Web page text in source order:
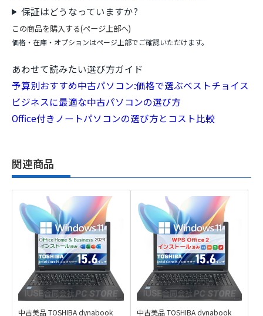
保証はどうなっていますか?
この商品を購入する(ページ上部へ)
価格・在庫・オプションはページ上部でご確認いただけます。
あわせて読みたい選び方ガイド
予算別おすすめ中古パソコン:価格で選ぶベストチョイス
ビジネスに最適な中古パソコンの選び方
Office付きノートパソコンの選び方とコスト比較
関連商品
中古美品 TOSHIBA dynabook 中古美品 TOSHIBA dynabook